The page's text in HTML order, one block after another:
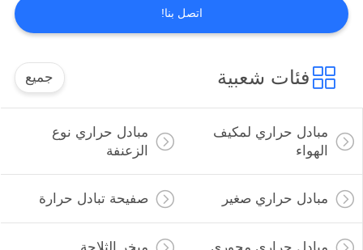
مادة المبادل الحراري
31
اتصل بنا!
فئات شعبية جميع
مبادل حراري لمكيف
الهواء
مبادل حراري نوع
الزعنفة
مبادل حراري صغير صفيحة تبادل حرارة